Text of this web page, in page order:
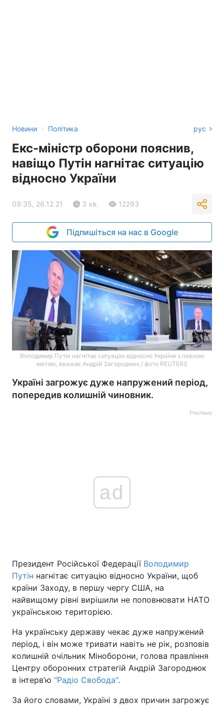
Новини › Політика рус
Екс-міністр оборони пояснив,
навіщо Путін нагнітає ситуацію
відносно України
09:35, 26.12.21 3 хв. 12293
Підпишіться на нас в Google
Володимир Путін нагнітає ситуацію відносно України з певною
метою, вважає Андрій Загороднюк / фото REUTERS
Україні загрожує дуже напружений період,
попередив колишній чиновник.
Реклама
ad
Президент Російської Федерації Володимир
Путін нагнітає ситуацію відносно України, щоб
країни Заходу, в першу чергу США, на
найвищому рівні вирішили не поповнювати НАТО
українською територією.
На українську державу чекає дуже напружений
період, і він може тривати навіть не рік, розповів
колишній очільник Міноборони, голова правління
Центру оборонних стратегій Андрій Загороднюк
в інтерв’ю "Радіо Свобода".
За його словами, Україні з двох причин загрожує